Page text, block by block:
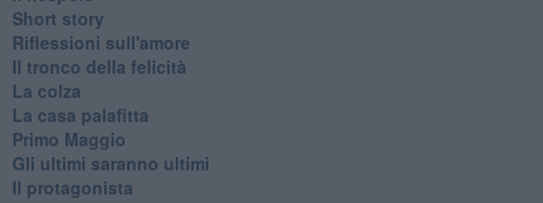
Short story
Riflessioni sull'amore
Il tronco della felicità
La colza
La casa palafitta
Primo Maggio
Gli ultimi saranno ultimi
Il protagonista